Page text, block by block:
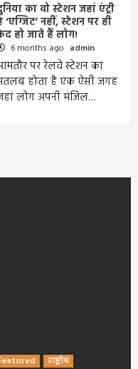
का वो स्टेशन जहां एंट्री
‘एग्जिट’ नहीं, स्टेशन पर ही
हो जाते हैं लोग!
6 months ago admin
पर रेलवे स्टेशन का
होता है एक ऐसी जगह
लोग अपनी मंजिल…
राष्ट्रीय